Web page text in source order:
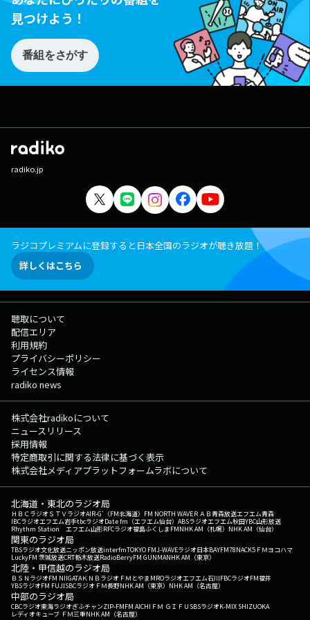
見つけよう！
番組をさがす
radiko.jp
ラジコプレミアムに登録すると日本全国のラジオが聴き放題！
詳しくはこちら
聴取について
配信エリア
利用規約
プライバシーポリシー
ライセンス情報
radiko news
株式会社radikoについて
ニュースリリース
採用情報
特定商取引に関する法律に基づく表示
株式会社メディアプラットフォームラボについて
北海道・東北のラジオ局
ＨＢＣラジオＳＴＶラジオAIR-G'（FM北海道） FM NORTH WAVEＲＡＢ青森放送エフエム青森
IBCラジオエフエム岩手tbcラジオDate fm（エフエム仙台） ABSラジオエフエム秋田YBC山形放送
Rhythm Station エフエム山形RFCラジオ福島ふくしまFMNHK AM（札幌） NHK AM（仙台）
関東のラジオ局
TBSラジオ文化放送ニッポン放送interfmTOKYO FMJ-WAVEラジオ日本BAYFM78NACK5 ＦＭヨコハマ
LuckyFM 茨城放送CRT栃木放送RadioBerryFM GUNMANHK AM（東京）
北陸・甲信越のラジオ局
ＢＳＮラジオFM NIIGATAＫＮＢラジオ ＦＭとやまMROラジオエフエム石川FBCラジオFM福井
YBSラジオFM FUJISBCラジオ ＦＭ長野NHK AM（東京） NHK AM（名古屋）
中部のラジオ局
CBCラジオ東海ラジオぎふチャンZIP-FMFM AICHI ＦＭ ＧＩＦＵ SBSラジオK-MIX SHIZUOKA
レディオキューブ ＦＭ三重NHK AM（名古屋）